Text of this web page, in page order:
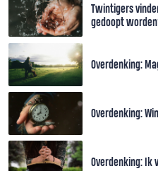
Twintigers
gedoopt
Overdenking:
Overdenking:
Overdenking: